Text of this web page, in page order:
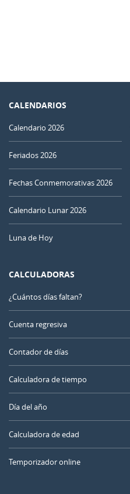
CALENDARIOS
Calendario 2026
Feriados 2026
Fechas Conmemorativas 2026
Calendario Lunar 2026
Luna de Hoy
CALCULADORAS
¿Cuántos días faltan?
Cuenta regresiva
Contador de días
Calculadora de tiempo
Día del año
Calculadora de edad
Temporizador online